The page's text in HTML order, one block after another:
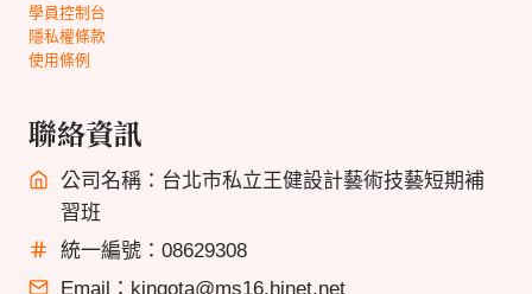
學員控制台
隱私權條款
使用條例
聯絡資訊
公司名稱：台北市私立王健設計藝術技藝短期補
習班
統一編號：08629308
Email：kingota@ms16.hinet.net